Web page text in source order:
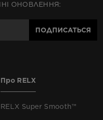
ОНОВЛЕННЯ:
ПОДПИСАТЬСЯ
Про RELX
RELX Super Smooth™